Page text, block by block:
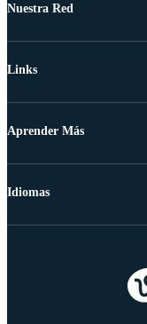
Nuestra Red
Links
Aprender Más
Idiomas